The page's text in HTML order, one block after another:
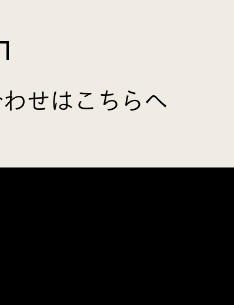
せはこちらへ